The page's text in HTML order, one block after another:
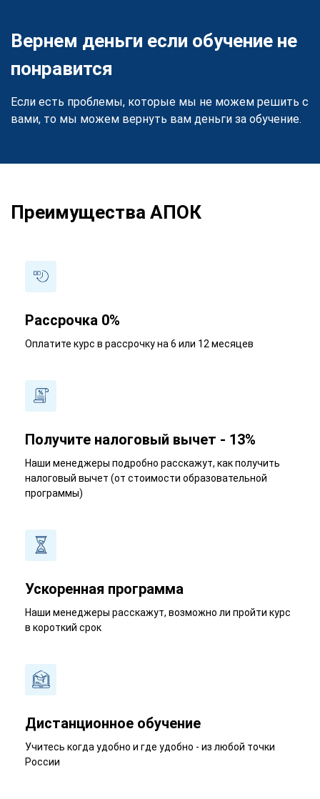
Вернем деньги если обучение не
понравится
Если есть проблемы, которые мы не можем решить с
вами, то мы можем вернуть вам деньги за обучение.
Преимущества АПОК
Рассрочка 0%
Оплатите курс в рассрочку на 6 или 12 месяцев
Получите налоговый вычет - 13%
Наши менеджеры подробно расскажут, как получить
налоговый вычет (от стоимости образовательной
программы)
Ускоренная программа
Наши менеджеры расскажут, возможно ли пройти курс
в короткий срок
Дистанционное обучение
Учитесь когда удобно и где удобно - из любой точки
России